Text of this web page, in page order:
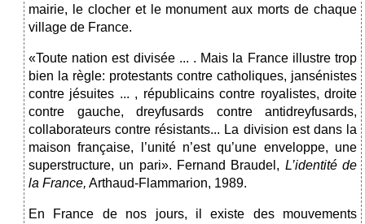
mairie, le clocher et le monument aux morts de chaque
village de France.
«Toute nation est divisée ... . Mais la France illustre trop
bien la règle: protestants contre catholiques, jansénistes
contre jésuites ... , républicains contre royalistes, droite
contre gauche, dreyfusards contre antidreyfusards,
collaborateurs contre résistants... La division est dans la
maison française, l’unité n’est qu’une enveloppe, une
superstructure, un pari». Fernand Braudel, L’identité de
la France, Arthaud-Flammarion, 1989.
En France de nos jours, il existe des mouvements